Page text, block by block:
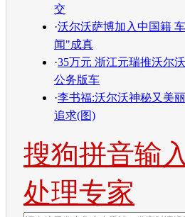
交
·沃尔沃萨博加入中国籍
闻"成真
·35万元 浙江元瑞推沃尔
公务版车
·李书福:沃尔沃神秘又美
追求(图)
搜狗拼音输
处理专家